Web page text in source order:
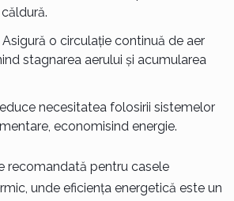
o circulație continuă de aer
stagnarea aerului și acumularea
necesitatea folosirii sistemelor
economisind energie.
recomandată pentru casele
unde eficiența energetică este un